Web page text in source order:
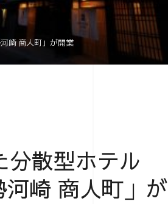
崎 商人町」が開業
散型ホテル
河崎 商人町」が